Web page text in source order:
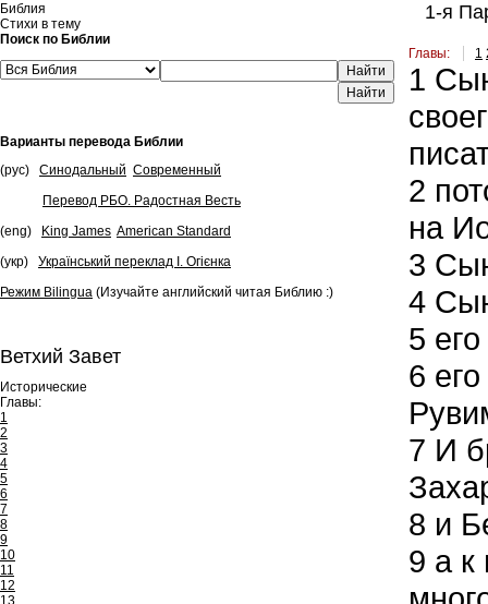
Библия
Стихи в тему
Поиск по Библии
Найти
Варианты перевода Библии
(рус)
Синодальный Современный
Перевод РБО. Радостная Весть
(eng)
King James American Standard
(укр)
Український переклад І. Огієнка
Режим Bilingua (Изучайте английский читая Библию :)
Ветхий Завет
Исторические
Главы:
1
2
3
4
5
6
7
8
9
10
11
12
13
1-я
Главы: 1
1
2
на
3
4
5
6
7 И
8 и
9 а к